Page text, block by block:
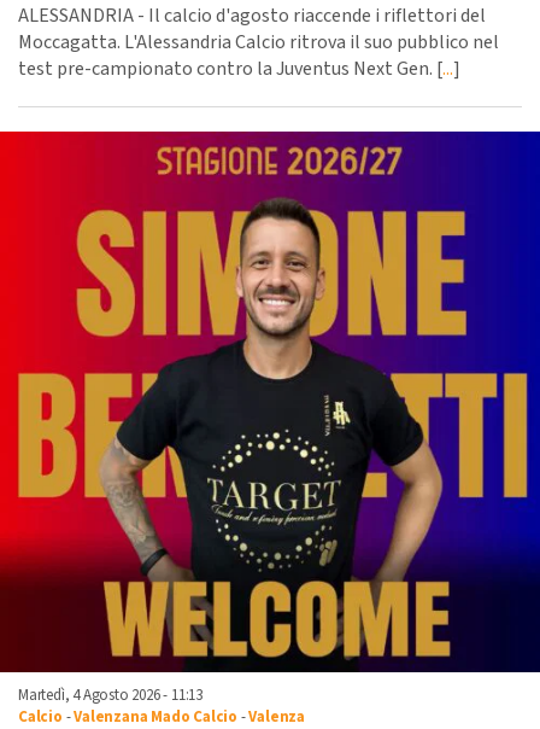
ALESSANDRIA - Il calcio d'agosto riaccende i riflettori del
Moccagatta. L'Alessandria Calcio ritrova il suo pubblico nel
test pre-campionato contro la Juventus Next Gen. [...]
Martedì, 4 Agosto 2026 - 11:13
Calcio -Valenzana Mado Calcio -Valenza